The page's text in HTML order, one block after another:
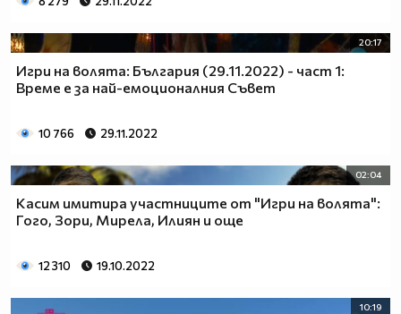
20:17
Игри на волята: България (29.11.2022) - част 1:
Време е за най-емоционалния Съвет
10 766 29.11.2022
02:04
Касим имитира участниците от "Игри на волята":
Гого, Зори, Мирела, Илиян и още
12 310 19.10.2022
10:19